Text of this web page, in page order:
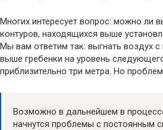
Многих интересует вопрос: можно ли
контуров, находящихся выше
Мы вам ответим так: выгнать воздух с
выше гребенки на уровень
приблизительно три метра. Но
Возможно в дальнейшем в
начнутся проблемы с постоянным